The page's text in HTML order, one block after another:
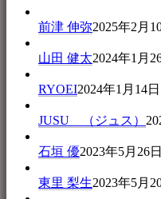
前津 伸弥2025年2月
山田 健太2024年1月
RYOEI2024年1月14
JUSU （ジュス）
石垣 優2023年5月26
東里 梨生2023年5月